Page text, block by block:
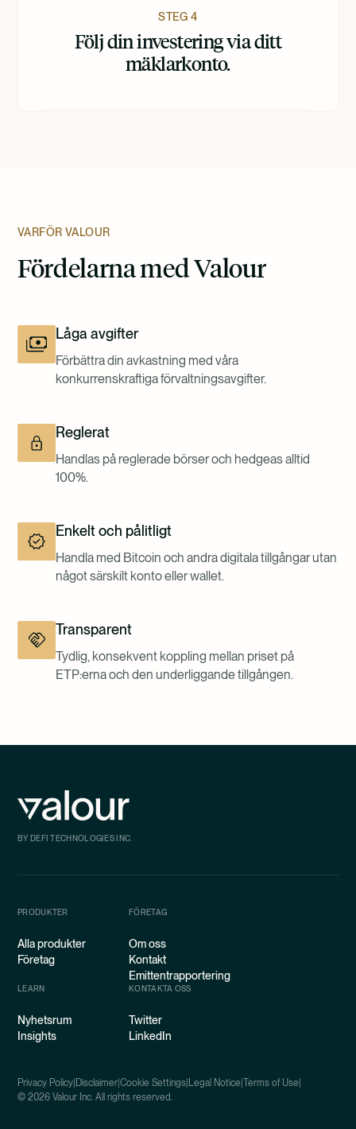
STEG 4
Följ din investering via ditt
mäklarkonto.
VARFÖR VALOUR
Fördelarna med Valour
Låga avgifter
Förbättra din avkastning med våra
konkurrenskraftiga förvaltningsavgifter.
Reglerat
Handlas på reglerade börser och hedgeas alltid
100%.
Enkelt och pålitligt
Handla med Bitcoin och andra digitala tillgångar utan
något särskilt konto eller wallet.
Transparent
Tydlig, konsekvent koppling mellan priset på
ETP:erna och den underliggande tillgången.
BY DEFI TECHNOLOGIES INC.
PRODUKTER
Alla produkter
Företag
FÖRETAG
Om oss
Kontakt
Emittentrapportering
LEARN
Nyhetsrum
Insights
KONTAKTA OSS
Twitter
LinkedIn
Privacy Policy Disclaimer Cookie Settings Legal Notice Terms of Use
© 2026 Valour Inc. All rights reserved.